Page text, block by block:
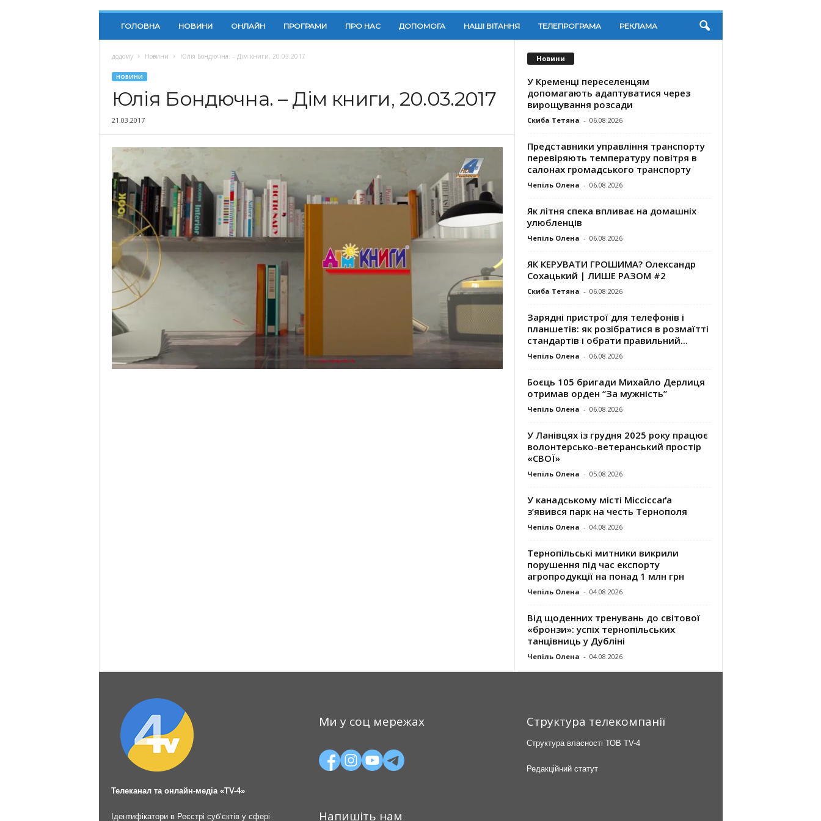
ГОЛОВНА НОВИНИ ОНЛАЙН ПРОГРАМИ ПРО НАС ДОПОМОГА НАШІ ВІТАННЯ ТЕЛЕПРОГРАМА РЕКЛАМА
додому Новини Юлія Бондючна. – Дім книги, 20.03.2017
НОВИНИ
Юлія Бондючна. – Дім книги, 20.03.2017
21.03.2017
Новини
У Кременці переселенцям
допомагають адаптуватися через
вирощування розсади
Скиба Тетяна - 06.08.2026
Представники управління транспорту
перевіряють температуру повітря в
салонах громадського транспорту
Чепіль Олена - 06.08.2026
Як літня спека впливає на домашніх
улюбленців
Чепіль Олена - 06.08.2026
ЯК КЕРУВАТИ ГРОШИМА? Олександр
Сохацький | ЛИШЕ РАЗОМ #2
Скиба Тетяна - 06.08.2026
Зарядні пристрої для телефонів і
планшетів: як розібратися в розмаїтті
стандартів і обрати правильний...
Чепіль Олена - 06.08.2026
Боєць 105 бригади Михайло Дерлиця
отримав орден “За мужність”
Чепіль Олена - 06.08.2026
У Ланівцях із грудня 2025 року працює
волонтерсько-ветеранський простір
«СВОЇ»
Чепіль Олена - 05.08.2026
У канадському місті Міссіссаґа
з’явився парк на честь Тернополя
Чепіль Олена - 04.08.2026
Тернопільські митники викрили
порушення під час експорту
агропродукції на понад 1 млн грн
Чепіль Олена - 04.08.2026
Від щоденних тренувань до світової
«бронзи»: успіх тернопільських
танцівниць у Дубліні
Чепіль Олена - 04.08.2026
Телеканал та онлайн-медіа «TV-4»
Ідентифікатори в Реєстрі суб’єктів у сфері
Ми у соц мережах
Напишіть нам
Структура телекомпанії
Структура власності ТОВ TV-4
Редакційний статут